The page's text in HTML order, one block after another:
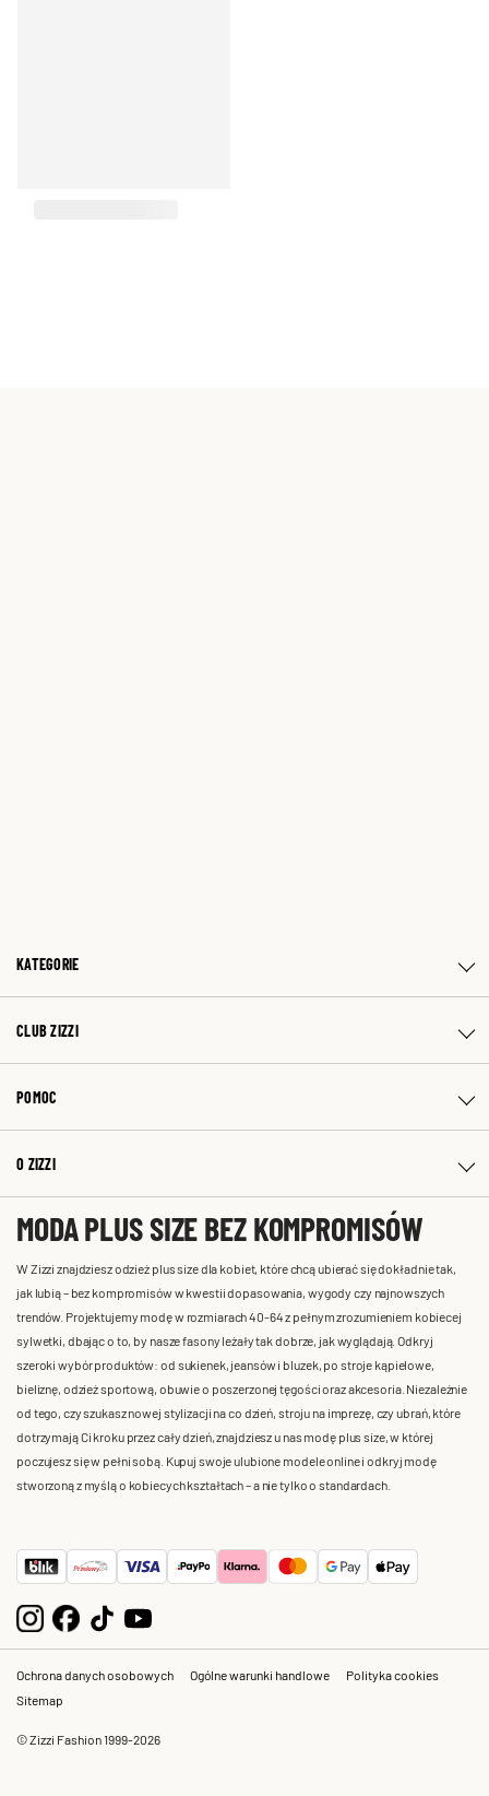
KATEGORIE
CLUB ZIZZI
POMOC
O ZIZZI
MODA PLUS SIZE BEZ KOMPROMISÓW
W Zizzi znajdziesz odzież plus size dla kobiet, które chcą ubierać się dokładnie tak,
jak lubią – bez kompromisów w kwestii dopasowania, wygody czy najnowszych
trendów. Projektujemy modę w rozmiarach 40-64 z pełnym zrozumieniem kobiecej
sylwetki, dbając o to, by nasze fasony leżały tak dobrze, jak wyglądają. Odkryj
szeroki wybór produktów: od sukienek, jeansów i bluzek, po stroje kąpielowe,
bieliznę, odzież sportową, obuwie o poszerzonej tęgości oraz akcesoria. Niezależnie
od tego, czy szukasz nowej stylizacji na co dzień, stroju na imprezę, czy ubrań, które
dotrzymają Ci kroku przez cały dzień, znajdziesz u nas modę plus size, w której
poczujesz się w pełni sobą. Kupuj swoje ulubione modele online i odkryj modę
stworzoną z myślą o kobiecych kształtach – a nie tylko o standardach.
Ochrona danych osobowych Ogólne warunki handlowe
Polityka cookies
Sitemap
© Zizzi Fashion 1999-2026